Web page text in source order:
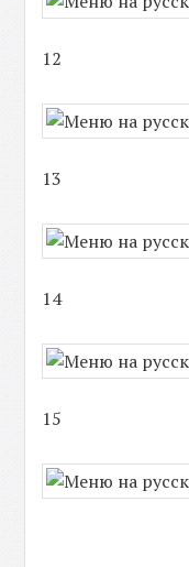
12
13
14
15